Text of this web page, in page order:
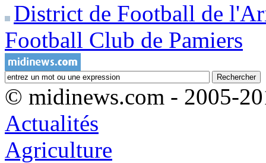
District de Football de
Football Club de Pamiers
© midinews.com - 2005-
Actualités
Agriculture